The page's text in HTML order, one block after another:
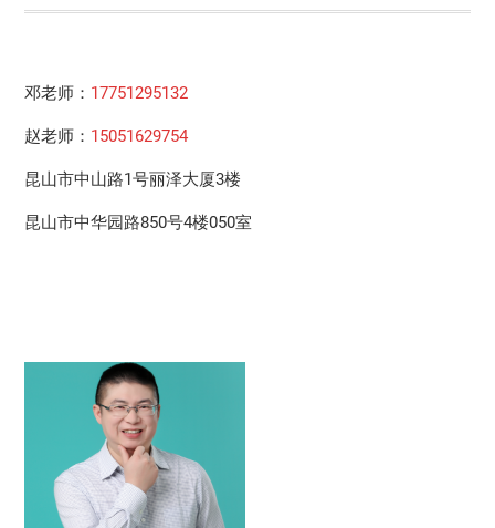
邓老师： 17751295132
赵老师： 15051629754
昆山市中山路1号丽泽大厦3楼
昆山市中华园路850号4楼050室